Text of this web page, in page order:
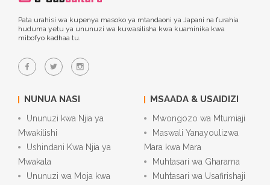
Pata urahisi wa kupenya masoko ya mtandaoni ya Japani na furahia
huduma yetu ya ununuzi wa kuwasilisha kwa kuaminika kwa
mibofyo kadhaa tu.
NUNUA NASI
Ununuzi kwa Njia ya
Mwakilishi
Ushindani Kwa Njia ya
Mwakala
Ununuzi wa Moja kwa
MSAADA & USAIDIZI
Mwongozo wa Mtumiaji
Maswali Yanayoulizwa
Mara kwa Mara
Muhtasari wa Gharama
Muhtasari wa Usafirishaji